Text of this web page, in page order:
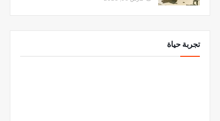
تجربة حياة